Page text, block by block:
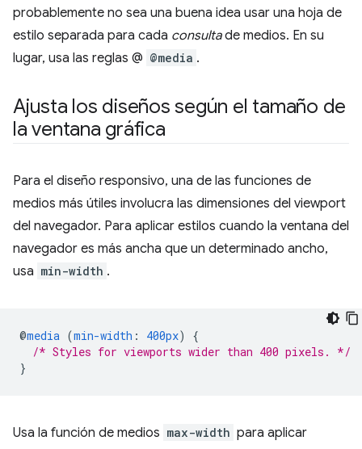
probablemente no sea una buena idea usar una hoja de
estilo separada para cada consultade medios. En su
lugar, usa las reglas @ @media .
Ajusta los diseños según el tamaño de
la ventana gráfica
Para el diseño responsivo, una de las funciones de
medios más útiles involucra las dimensiones del viewport
del navegador. Para aplicar estilos cuando la ventana del
navegador es más ancha que un determinado ancho,
usa min-width .
@media (min-width : 400px)
{
/* Styles for viewports wider than 400 pixels. */
}
Usa la función de medios max-width para aplicar